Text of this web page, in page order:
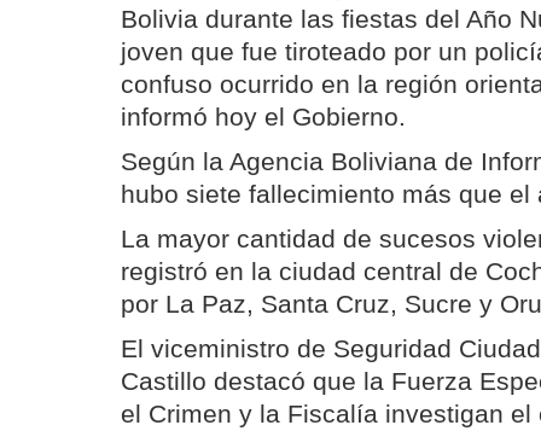
Bolivia durante las fiestas del Año
joven que fue tiroteado por un
confuso ocurrido en la región
informó hoy el Gobierno.
Según la Agencia Boliviana de
hubo siete fallecimiento más que el
La mayor cantidad de sucesos
registró en la ciudad central de
por La Paz, Santa Cruz, Sucre y
El viceministro de Seguridad
Castillo destacó que la Fuerza
el Crimen y la Fiscalía investigan el